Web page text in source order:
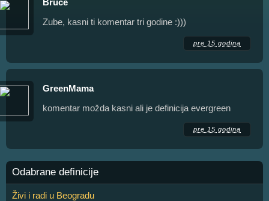
Zube, kasni ti komentar tri godine :)))
pre 15 godina
GreenMama
komentar možda kasni ali je definicija evergreen
pre 15 godina
Odabrane definicije
Živi i radi u Beogradu